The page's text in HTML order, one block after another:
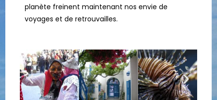
planète freinent maintenant nos envie de
voyages et de retrouvailles.